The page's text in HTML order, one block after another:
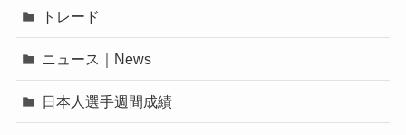
トレード
ニュース｜News
日本人選手週間成績